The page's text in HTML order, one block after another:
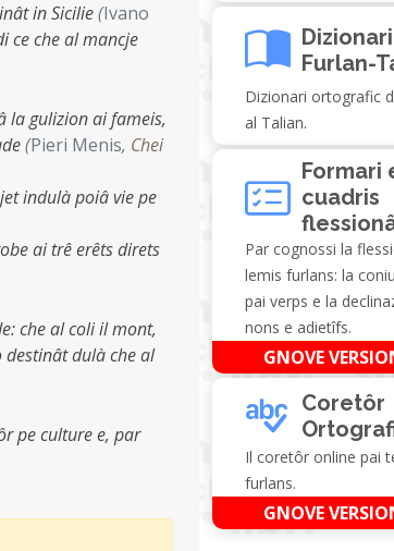
in Sicilie(Ivano
ce che al mancje
la gulizion ai fameis,
(Pieri Menis, Chei
indulà poiâ vie pe
ai trê erêts direts
che al coli il mont,
destinât dulà che al
pe culture e, par
Dizionari
Furlan-
Dizionari ortografic
al Talian.
Formari
cuadris
Par cognossi la
lemis furlans: la
pai verps e la
nons e adietîfs.
GNOVE
Coretôr
Il coretôr online pai
furlans.
GNOVE